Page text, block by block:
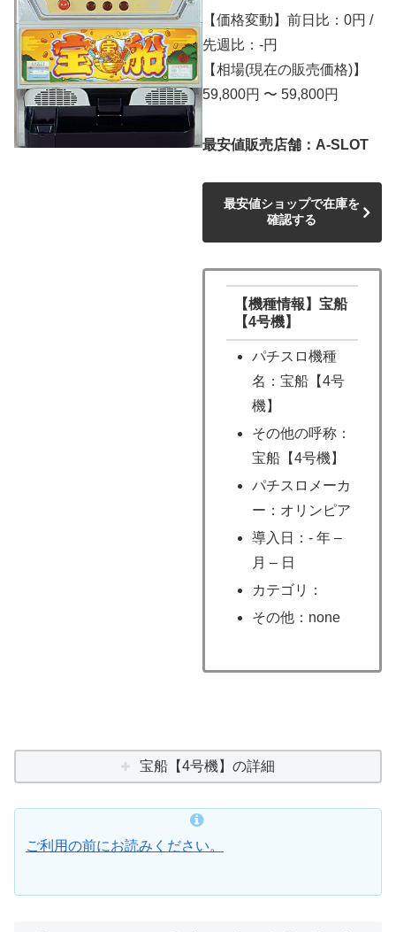
【価格変動】前日比：0円 /
先週比：-円
【相場(現在の販売価格)】
59,800円 〜 59,800円
最安値販売店舗：A-SLOT
最安値ショップで在庫を
確認する
【機種情報】宝船
【4号機】
パチスロ機種
名：宝船【4号
機】
その他の呼称：
宝船【4号機】
パチスロメーカ
ー：オリンピア
導入日：- 年 –
月 – 日
カテゴリ：
その他：none
宝船【4号機】の詳細
ご利用の前にお読みください。